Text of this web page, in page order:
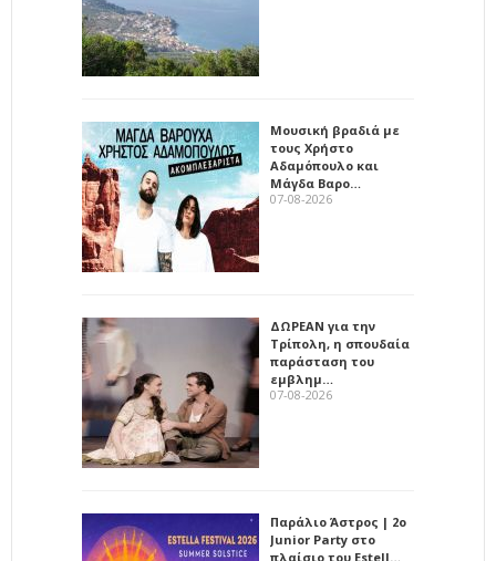
Μουσική βραδιά με
τους Χρήστο
Αδαμόπουλο και
Μάγδα Βαρο…
07-08-2026
ΔΩΡΕΑΝ για την
Τρίπολη, η σπουδαία
παράσταση του
εμβλημ…
07-08-2026
Παράλιο Άστρος | 2ο
Junior Party στο
πλαίσιο του Estell…